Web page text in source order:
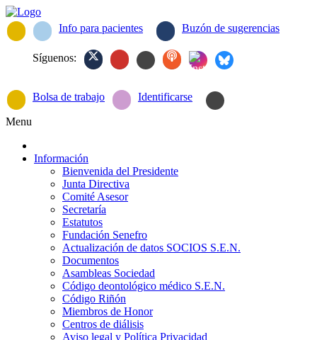
Info para pacientes Buzón de sugerencias
Síguenos:
Bolsa de trabajo Identificarse
Menu
Información
Bienvenida del Presidente
Junta Directiva
Comité Asesor
Secretaría
Estatutos
Fundación Senefro
Actualización de datos SOCIOS S.E.N.
Documentos
Asambleas Sociedad
Código deontológico médico S.E.N.
Código Riñón
Miembros de Honor
Centros de diálisis
Aviso legal y Política Privacidad